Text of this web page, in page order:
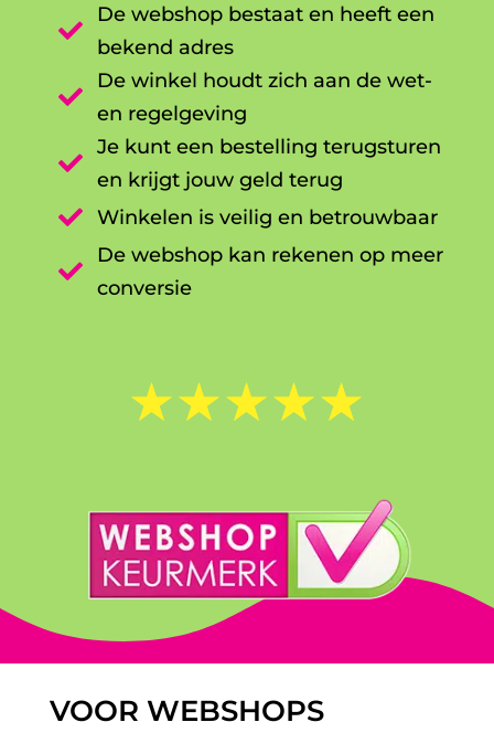

De webshop bestaat en heeft een
bekend adres

De winkel houdt zich aan de wet-
en regelgeving

Je kunt een bestelling terugsturen
en krijgt jouw geld terug

Winkelen is veilig en betrouwbaar

De webshop kan rekenen op meer
conversie
☆☆☆☆☆
VOOR WEBSHOPS